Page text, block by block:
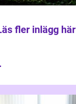
fler inlägg här